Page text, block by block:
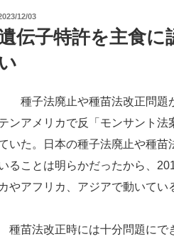
稿
:
12/03
伝子特許を主食
い
種子法廃止や種苗法改正問題
ンアメリカで反「モンサント法
いた。日本の種子法廃止や種苗
ることは明らかだったから、
カやアフリカ、アジアで動いてい
種苗法改正時には十分問題にで